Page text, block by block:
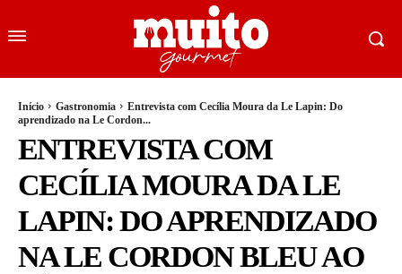
Início Gastronomia
Entrevista com Cecília Moura da Le Lapin: Do
aprendizado na Le Cordon...
ENTREVISTA COM
CECÍLIA MOURA DA LE
LAPIN: DO APRENDIZADO
NA LE CORDON BLEU AO